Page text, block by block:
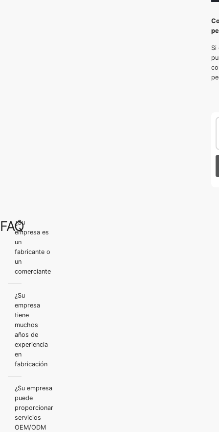
Si
FAQ
¿Su
empresa es
un
fabricante o
un
comerciante
¿Su
empresa
tiene
muchos
años de
experiencia
en
fabricación
¿Su empresa
puede
proporcionar
servicios
OEM/ODM